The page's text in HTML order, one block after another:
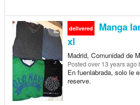
delivered
Manga
xl
Madrid, Comunidad de
Posted over 13 years ago
En fuenlabrada, solo le
reserve.